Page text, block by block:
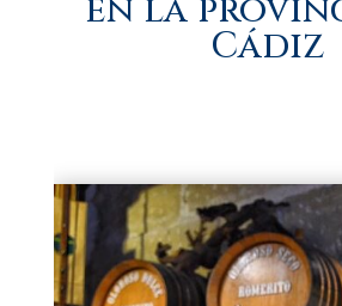
en la
Cádiz